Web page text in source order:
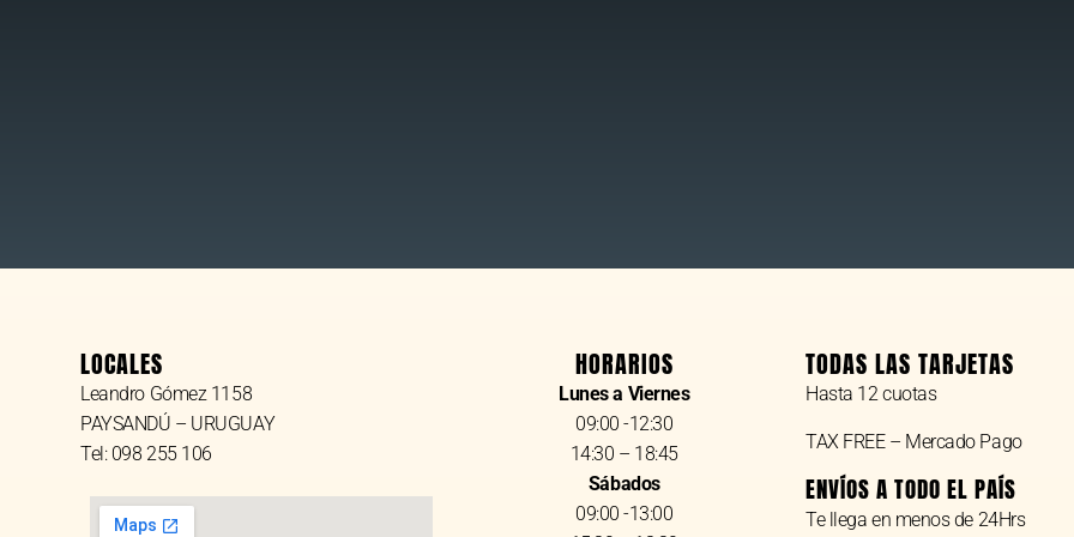
LOCALES
Leandro Gómez 1158
PAYSANDÚ – URUGUAY
Tel: 098 255 106
HORARIOS
Lunes a Viernes
09:00 -12:30
14:30 – 18:45
Sábados
09:00 -13:00
TODAS LAS TARJETAS
Hasta 12 cuotas
TAX FREE – Mercado Pago
ENVÍOS A TODO EL PAÍS
Te llega en menos de 24Hrs